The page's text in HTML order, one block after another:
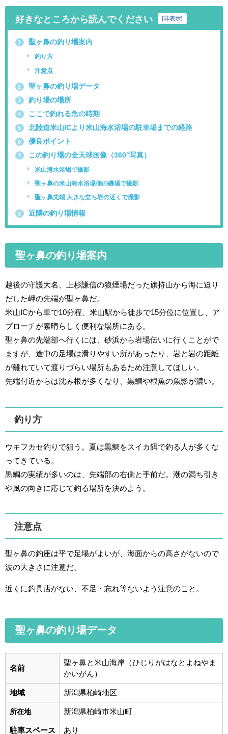
好きなところから読んでください [非表示]
1 聖ヶ鼻の釣り場案内
釣り方
注意点
2 聖ヶ鼻の釣り場データ
3 釣り場の場所
4 ここで釣れる魚の時期
5 北陸道米山ICより米山海水浴場の駐車場までの経路
6 優良ポイント
7 この釣り場の全天球画像（360°写真）
米山海水浴場で撮影
聖ヶ鼻の米山海水浴場側の磯場で撮影
聖ヶ鼻先端 大きな立ち岩の近くで撮影
8 近隣の釣り場情報
聖ヶ鼻の釣り場案内
越後の守護大名、上杉謙信の狼煙場だった旗持山から海に迫り
だした岬の先端が聖ヶ鼻だ。
米山ICから車で10分程、米山駅から徒歩で15分位に位置し、ア
プローチが素晴らしく便利な場所にある。
聖ヶ鼻の先端部へ行くには、砂浜から岩場伝いに行くことがで
ますが、途中の足場は滑りやすい所があったり、岩と岩の距離
が離れていて渡りづらい場所もあるため注意してほしい。
先端付近からは沈み根が多くなり、黒鯛や根魚の魚影が濃い。
釣り方
ウキフカセ釣りで狙う。夏は黒鯛をスイカ餌で釣る人が多くな
ってきている。
黒鯛の実績が多いのは、先端部の右側と手前だ。潮の満ち引き
や風の向きに応じて釣る場所を決めよう。
注意点
聖ヶ鼻の釣座は平で足場がよいが、海面からの高さがないので
波の大きさに注意だ。
近くに釣具店がない、不足・忘れ等ないよう注意のこと。
聖ヶ鼻の釣り場データ
名前
聖ヶ鼻と米山海岸（ひじりがはなとよねやま
かいがん）
地域 新潟県柏崎地区
所在地 新潟県柏崎市米山町
駐車スペース あり